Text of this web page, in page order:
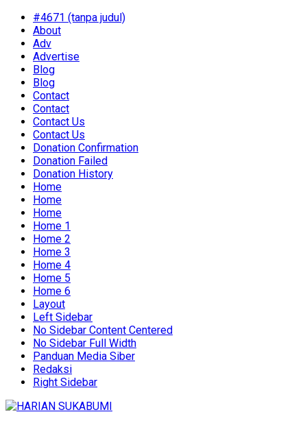
#4671 (tanpa judul)
About
Adv
Advertise
Blog
Blog
Contact
Contact
Contact Us
Contact Us
Donation Confirmation
Donation Failed
Donation History
Home
Home
Home
Home 1
Home 2
Home 3
Home 4
Home 5
Home 6
Layout
Left Sidebar
No Sidebar Content Centered
No Sidebar Full Width
Panduan Media Siber
Redaksi
Right Sidebar